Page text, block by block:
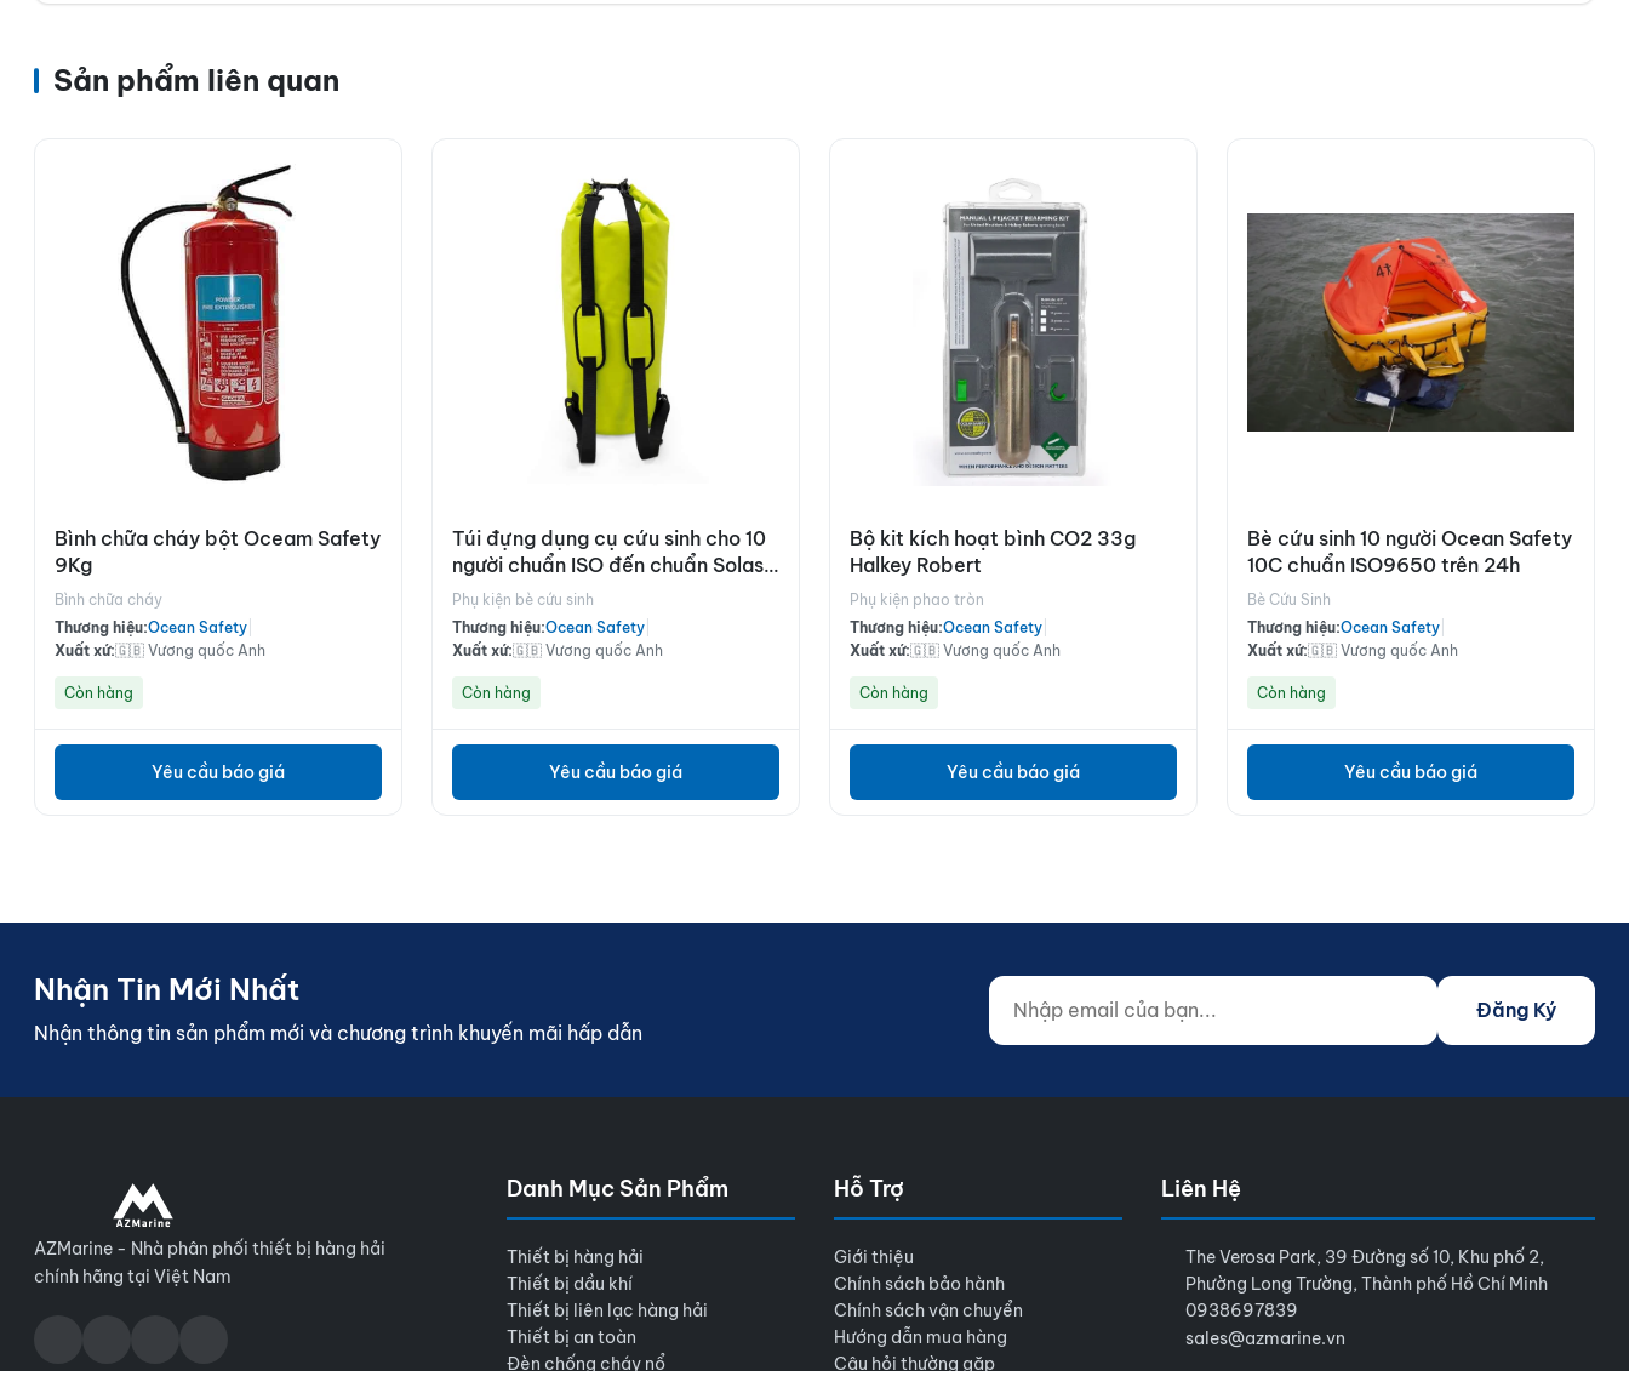
Sản phẩm liên quan
Bình chữa cháy bột Oceam Safety
9Kg
Bình chữa cháy
Thương hiệu:Ocean Safety
Xuất xứ:🇬🇧 Vương quốc Anh
Còn hàng
Yêu cầu báo giá
Túi đựng dụng cụ cứu sinh cho 10
người chuẩn ISO đến chuẩn Solas
B
Phụ kiện bè cứu sinh
Thương hiệu:Ocean Safety
Xuất xứ:🇬🇧 Vương quốc Anh
Còn hàng
Yêu cầu báo giá
Bộ kit kích hoạt bình CO2 33g
Halkey Robert
Phụ kiện phao tròn
Thương hiệu:Ocean Safety
Xuất xứ:🇬🇧 Vương quốc Anh
Còn hàng
Yêu cầu báo giá
Bè cứu sinh 10 người Ocean Safety
10C chuẩn ISO9650 trên 24h
Bè Cứu Sinh
Thương hiệu:Ocean Safety
Xuất xứ:🇬🇧 Vương quốc Anh
Còn hàng
Yêu cầu báo giá
Nhận Tin Mới Nhất
Nhận thông tin sản phẩm mới và chương trình khuyến mãi hấp dẫn
Nhập email của bạn...
Website (do not fill)
Đăng Ký
AZMarine - Nhà phân phối thiết bị hàng hải
chính hãng tại Việt Nam
Danh Mục Sản Phẩm
Thiết bị hàng hải
Thiết bị dầu khí
Thiết bị liên lạc hàng hải
Thiết bị an toàn
Đèn chống cháy nổ
Hỗ Trợ
Giới thiệu
Chính sách bảo hành
Chính sách vận chuyển
Hướng dẫn mua hàng
Câu hỏi thường gặp
Liên Hệ
The Verosa Park, 39 Đường số 10, Khu phố 2,
Phường Long Trường, Thành phố Hồ Chí Minh
0938697839
sales@azmarine.vn